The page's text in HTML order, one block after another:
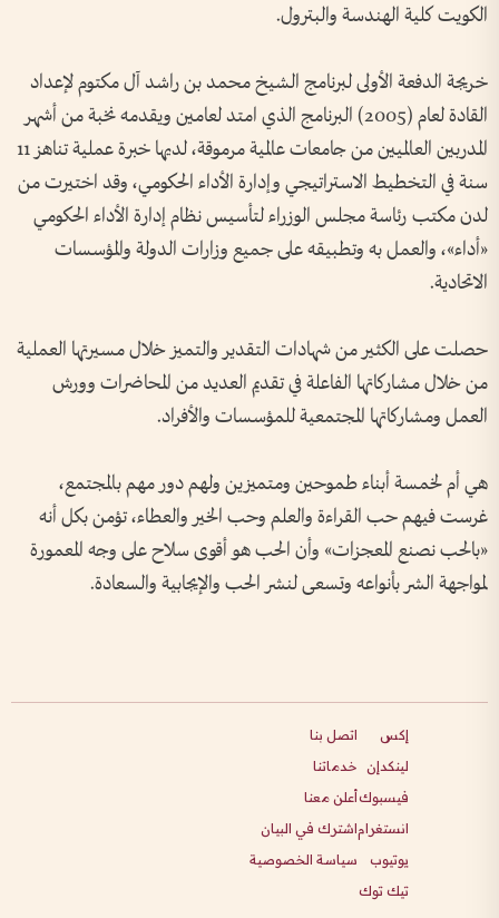
الكويت كلية الهندسة والبترول.
خريجة الدفعة الأولى لبرنامج الشيخ محمد بن راشد آل مكتوم لإعداد
القادة لعام (2005) البرنامج الذي امتد لعامين ويقدمه نخبة من أشهر
المدربين العالميين من جامعات عالمية مرموقة، لديها خبرة عملية تناهز 11
سنة في التخطيط الاستراتيجي وإدارة الأداء الحكومي، وقد اختيرت من
لدن مكتب رئاسة مجلس الوزراء لتأسيس نظام إدارة الأداء الحكومي
«أداء»، والعمل به وتطبيقه على جميع وزارات الدولة والمؤسسات
الاتحادية.
حصلت على الكثير من شهادات التقدير والتميز خلال مسيرتها العملية
من خلال مشاركاتها الفاعلة في تقديم العديد من المحاضرات وورش
العمل ومشاركاتها المجتمعية للمؤسسات والأفراد.
هي أم لخمسة أبناء طموحين ومتميزين ولهم دور مهم بالمجتمع،
غرست فيهم حب القراءة والعلم وحب الخير والعطاء، تؤمن بكل أنه
«بالحب نصنع المعجزات» وأن الحب هو أقوى سلاح على وجه المعمورة
لمواجهة الشر بأنواعه وتسعى لنشر الحب والإيجابية والسعادة.
إكس
لينكدإن
فيسبوك
انستغرام
يوتيوب
تيك توك
اتصل بنا
خدماتنا
أعلن معنا
اشترك في البيان
سياسة الخصوصية